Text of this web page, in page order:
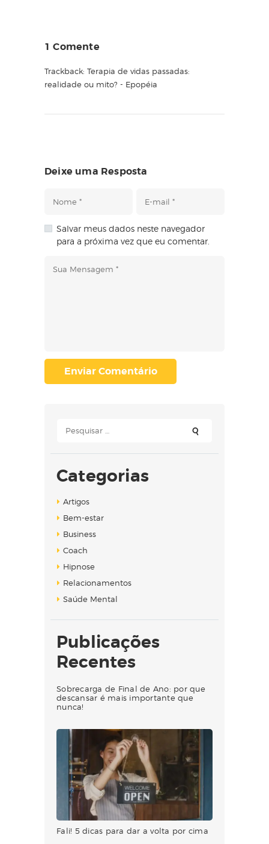
1 Comente
Trackback: Terapia de vidas passadas:
realidade ou mito? - Epopéia
Deixe uma Resposta
Salvar meus dados neste navegador
para a próxima vez que eu comentar.
Categorias
Artigos
Bem-estar
Business
Coach
Hipnose
Relacionamentos
Saúde Mental
Publicações
Recentes
Sobrecarga de Final de Ano: por que
descansar é mais importante que
nunca!
Fali! 5 dicas para dar a volta por cima